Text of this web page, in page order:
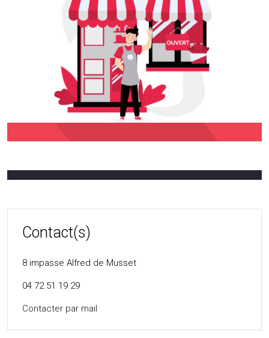
Contact(s)
8 impasse Alfred de Musset
04 72 51 19 29
Contacter par mail